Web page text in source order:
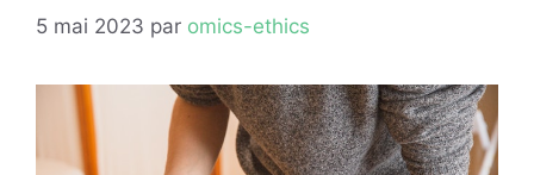
5 mai 2023 par omics-ethics